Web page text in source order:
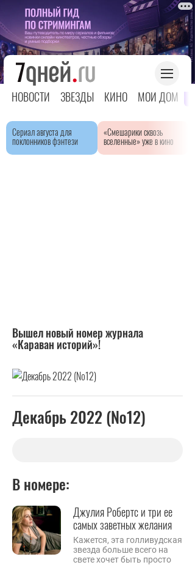
НОВОСТИ ЗВЕЗДЫ КИНО МОЙ ДОМ
Сериал августа для
поклонников фэнтези
«Смешарики сквозь
вселенные» уже в кино
Вышел новый номер журнала
«Караван историй»!
Декабрь 2022 (№12)
В номере:
Джулия Робертс и три ее
самых заветных желания
Кажется, эта голливудская
звезда больше всего на
свете хочет быть просто